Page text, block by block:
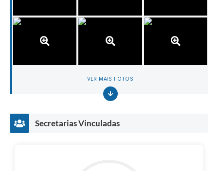
VER MAIS FOTOS
Secretarias Vinculadas